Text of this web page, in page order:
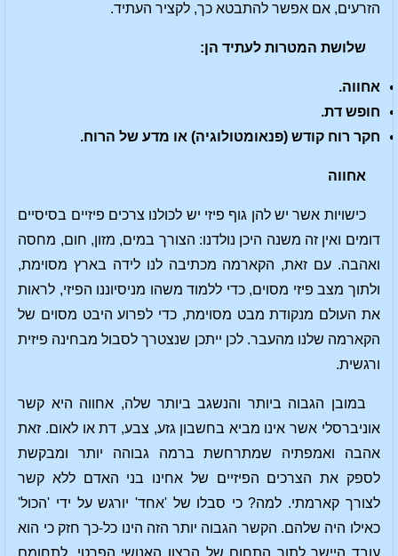
הזרעים, אם אפשר להתבטא כך, לקציר העתיד.
שלושת המטרות לעתיד הן:
אחווה.
חופש דת.
חקר רוח קודש (פנאומטולוגיה) או מדע של הרוח.
אחווה
כישויות אשר יש להן גוף פיזי יש לכולנו צרכים פיזיים בסיסיים
דומים ואין זה משנה היכן נולדנו: הצורך במים, מזון, חום, מחסה
ואהבה. עם זאת, הקארמה מכתיבה לנו לידה בארץ מסוימת,
ולתוך מצב פיזי מסוים, כדי ללמוד משהו מניסיוננו הפיזי, לראות
את העולם מנקודת מבט מסוימת, כדי לפרוע היבט מסוים של
הקארמה שלנו מהעבר. לכן ייתכן שנצטרך לסבול מבחינה פיזית
ורגשית.
במובן הגבוה ביותר והנשגב ביותר שלה, אחווה היא קשר
אוניברסלי אשר אינו מביא בחשבון גזע, צבע, דת או לאום. זאת
אהבה ואמפתיה שמתרחשת ברמה גבוהה יותר ומבקשת
לספק את הצרכים הפיזיים של אחינו בני האדם ללא קשר
לצורך קארמתי. למה? כי סבלו של 'אחד' יורגש על ידי 'הכול'
כאילו היה שלהם. הקשר הגבוה יותר הזה הינו כל-כך חזק כי הוא